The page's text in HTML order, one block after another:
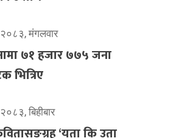
मंगलवार
७१ हजार ७७५ जना
भित्रिए
बिहीबार
‘यता कि उता